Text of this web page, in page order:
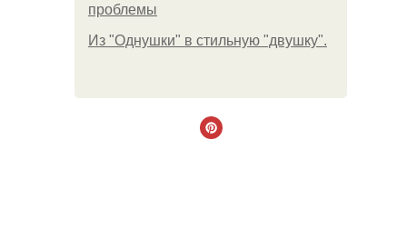
проблемы
Из "Однушки" в стильную "двушку".